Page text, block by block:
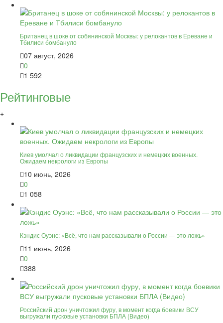
Британец в шоке от собянинской Москвы: у релокантов в Ереване и
Тбилиси бомбануло
07 август, 2026
0
1 592
Рейтинговые
+
Киев умолчал о ликвидации французских и немецких военных.
Ожидаем некрологи из Европы
10 июнь, 2026
0
1 058
Кэндис Оуэнс: «Всё, что нам рассказывали о России — это ложь»
11 июнь, 2026
0
388
Российский дрон уничтожил фуру, в момент когда боевики ВСУ
выгружали пусковые установки БПЛА (Видео)